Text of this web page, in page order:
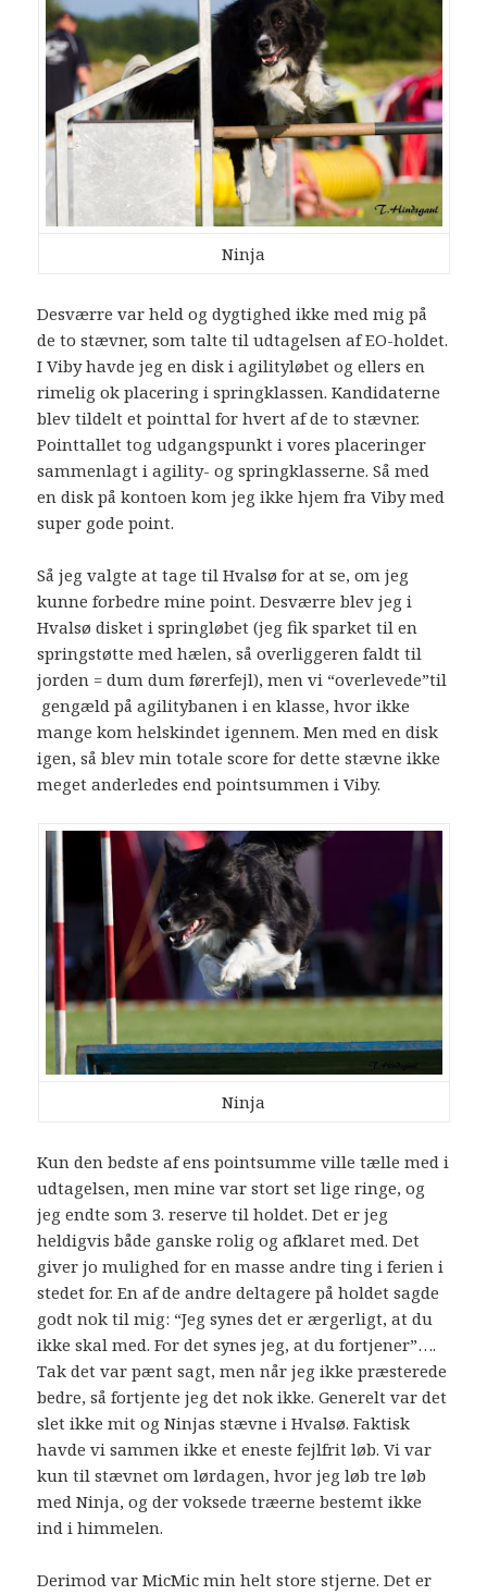
Ninja
Desværre var held og dygtighed ikke med mig på
de to stævner, som talte til udtagelsen af EO-holdet.
I Viby havde jeg en disk i agilityløbet og ellers en
rimelig ok placering i springklassen. Kandidaterne
blev tildelt et pointtal for hvert af de to stævner.
Pointtallet tog udgangspunkt i vores placeringer
sammenlagt i agility- og springklasserne. Så med
en disk på kontoen kom jeg ikke hjem fra Viby med
super gode point.
Så jeg valgte at tage til Hvalsø for at se, om jeg
kunne forbedre mine point. Desværre blev jeg i
Hvalsø disket i springløbet (jeg fik sparket til en
springstøtte med hælen, så overliggeren faldt til
jorden = dum dum førerfejl), men vi “overlevede”til
gengæld på agilitybanen i en klasse, hvor ikke
mange kom helskindet igennem. Men med en disk
igen, så blev min totale score for dette stævne ikke
meget anderledes end pointsummen i Viby.
Ninja
Kun den bedste af ens pointsumme ville tælle med i
udtagelsen, men mine var stort set lige ringe, og
jeg endte som 3. reserve til holdet. Det er jeg
heldigvis både ganske rolig og afklaret med. Det
giver jo mulighed for en masse andre ting i ferien i
stedet for. En af de andre deltagere på holdet sagde
godt nok til mig: “Jeg synes det er ærgerligt, at du
ikke skal med. For det synes jeg, at du fortjener”….
Tak det var pænt sagt, men når jeg ikke præsterede
bedre, så fortjente jeg det nok ikke. Generelt var det
slet ikke mit og Ninjas stævne i Hvalsø. Faktisk
havde vi sammen ikke et eneste fejlfrit løb. Vi var
kun til stævnet om lørdagen, hvor jeg løb tre løb
med Ninja, og der voksede træerne bestemt ikke
ind i himmelen.
Derimod var MicMic min helt store stjerne. Det er